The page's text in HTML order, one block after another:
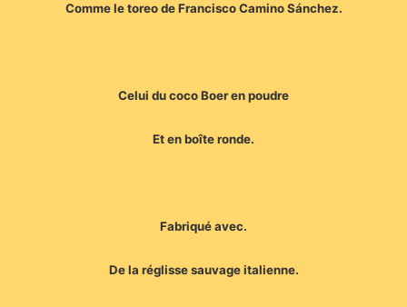
Comme le toreo de Francisco Camino Sánchez.
Celui du coco Boer en poudre
Et en boîte ronde.
Fabriqué avec.
De la réglisse sauvage italienne.